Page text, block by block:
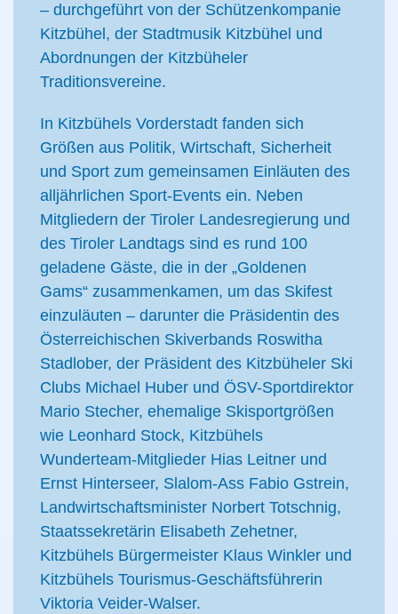
– durchgeführt von der Schützenkompanie
Kitzbühel, der Stadtmusik Kitzbühel und
Abordnungen der Kitzbüheler
Traditionsvereine.
In Kitzbühels Vorderstadt fanden sich
Größen aus Politik, Wirtschaft, Sicherheit
und Sport zum gemeinsamen Einläuten des
alljährlichen Sport-Events ein. Neben
Mitgliedern der Tiroler Landesregierung und
des Tiroler Landtags sind es rund 100
geladene Gäste, die in der „Goldenen
Gams“ zusammenkamen, um das Skifest
einzuläuten – darunter die Präsidentin des
Österreichischen Skiverbands Roswitha
Stadlober, der Präsident des Kitzbüheler Ski
Clubs Michael Huber und ÖSV-Sportdirektor
Mario Stecher, ehemalige Skisportgrößen
wie Leonhard Stock, Kitzbühels
Wunderteam-Mitglieder Hias Leitner und
Ernst Hinterseer, Slalom-Ass Fabio Gstrein,
Landwirtschaftsminister Norbert Totschnig,
Staatssekretärin Elisabeth Zehetner,
Kitzbühels Bürgermeister Klaus Winkler und
Kitzbühels Tourismus-Geschäftsführerin
Viktoria Veider-Walser.